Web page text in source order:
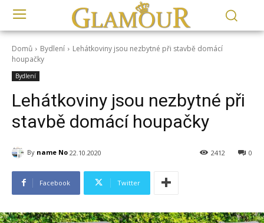
Domů Bydlení
Lehátkoviny jsou nezbytné při stavbě domácí
houpačky
Bydlení
Lehátkoviny jsou nezbytné při
stavbě domácí houpačky
By name No 22.10.2020 0
2412
Facebook Twitter